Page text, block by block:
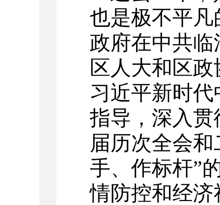
也是极不平
政府在中共
区人大和区
习近平新时
指导，深入
届历次全会
手、作标杆”
情防控和经